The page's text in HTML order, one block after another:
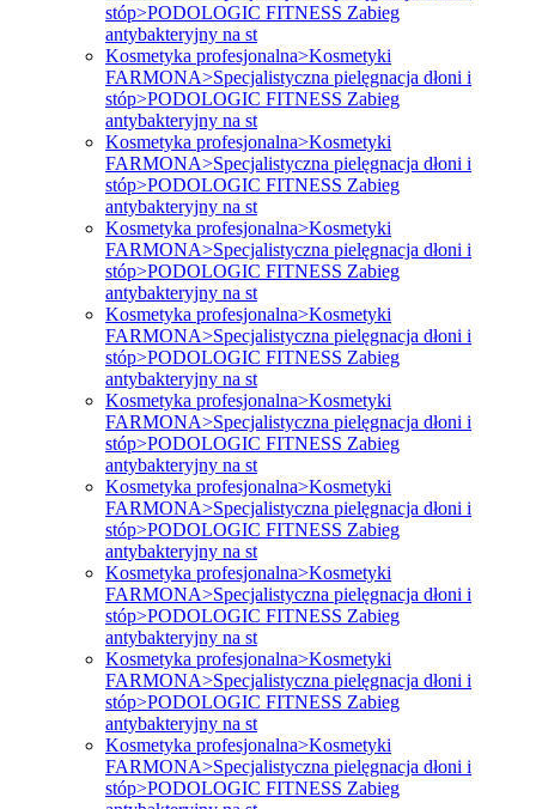
stóp>PODOLOGIC FITNESS Zabieg
antybakteryjny na st
Kosmetyka profesjonalna>Kosmetyki
FARMONA>Specjalistyczna pielęgnacja dłoni i
stóp>PODOLOGIC FITNESS Zabieg
antybakteryjny na st
Kosmetyka profesjonalna>Kosmetyki
FARMONA>Specjalistyczna pielęgnacja dłoni i
stóp>PODOLOGIC FITNESS Zabieg
antybakteryjny na st
Kosmetyka profesjonalna>Kosmetyki
FARMONA>Specjalistyczna pielęgnacja dłoni i
stóp>PODOLOGIC FITNESS Zabieg
antybakteryjny na st
Kosmetyka profesjonalna>Kosmetyki
FARMONA>Specjalistyczna pielęgnacja dłoni i
stóp>PODOLOGIC FITNESS Zabieg
antybakteryjny na st
Kosmetyka profesjonalna>Kosmetyki
FARMONA>Specjalistyczna pielęgnacja dłoni i
stóp>PODOLOGIC FITNESS Zabieg
antybakteryjny na st
Kosmetyka profesjonalna>Kosmetyki
FARMONA>Specjalistyczna pielęgnacja dłoni i
stóp>PODOLOGIC FITNESS Zabieg
antybakteryjny na st
Kosmetyka profesjonalna>Kosmetyki
FARMONA>Specjalistyczna pielęgnacja dłoni i
stóp>PODOLOGIC FITNESS Zabieg
antybakteryjny na st
Kosmetyka profesjonalna>Kosmetyki
FARMONA>Specjalistyczna pielęgnacja dłoni i
stóp>PODOLOGIC FITNESS Zabieg
antybakteryjny na st
Kosmetyka profesjonalna>Kosmetyki
FARMONA>Specjalistyczna pielęgnacja dłoni i
stóp>PODOLOGIC FITNESS Zabieg